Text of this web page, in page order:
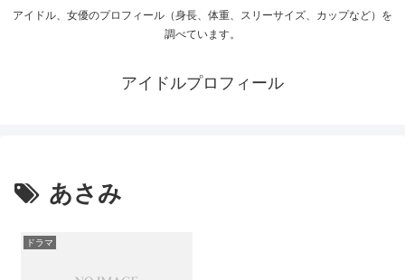
アイドル、女優のプロフィール（身長、体重、スリーサイズ、カップなど）を
調べています。
アイドルプロフィール
あさみ
ドラマ